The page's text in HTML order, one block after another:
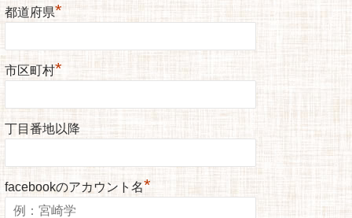
都道府県*
市区町村*
丁目番地以降
facebookのアカウント名*